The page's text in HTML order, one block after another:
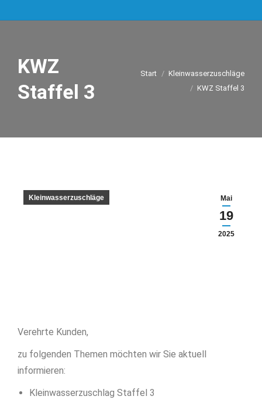
KWZ
Staffel 3
Sie befinden sich hier:
Start
Kleinwasserzuschläge
KWZ Staffel 3
Mai
19
2025
Kleinwasserzuschläge
Verehrte Kunden,
zu folgenden Themen möchten wir Sie aktuell
informieren:
Kleinwasserzuschlag Staffel 3